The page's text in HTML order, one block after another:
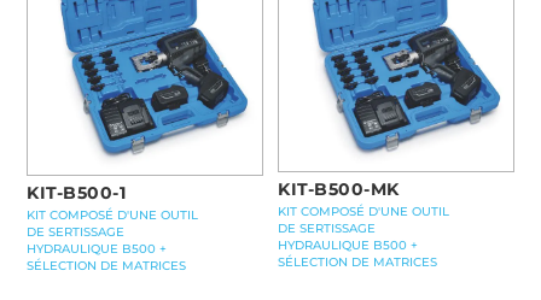
KIT-B500-1
KIT COMPOSÉ D'UNE OUTIL
DE SERTISSAGE
HYDRAULIQUE B500 +
SÉLECTION DE MATRICES
KIT-B500-MK
KIT COMPOSÉ D'UNE OUTIL
DE SERTISSAGE
HYDRAULIQUE B500 +
SÉLECTION DE MATRICES